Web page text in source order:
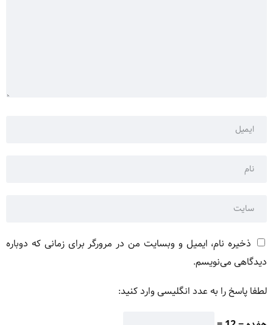
ذخیره نام، ایمیل و وبسایت من در مرورگر برای زمانی که دوباره
دیدگاهی می‌نویسم.
لطفا پاسخ را به عدد انگلیسی وارد کنید: